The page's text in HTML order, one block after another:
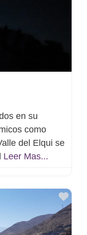
en su
como
del Elqui se
Leer Mas...